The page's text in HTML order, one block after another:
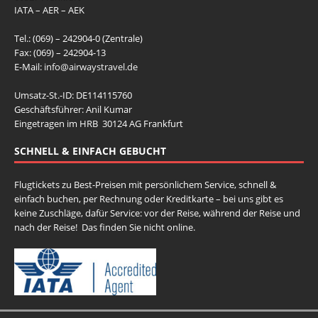
IATA – AER – AEK
Tel.: (069) – 242904-0 (Zentrale)
Fax: (069) – 242904-13
E-Mail: info@airwaystravel.de
Umsatz-St.-ID: DE114115760
Geschäftsführer: Anil Kumar
Eingetragen im HRB 30124 AG Frankfurt
SCHNELL & EINFACH GEBUCHT
Flugtickets zu Best-Preisen mit persönlichem Service, schnell &
einfach buchen, per Rechnung oder Kreditkarte – bei uns gibt es
keine Zuschläge, dafür Service: vor der Reise, während der Reise und
nach der Reise! Das finden Sie nicht online.